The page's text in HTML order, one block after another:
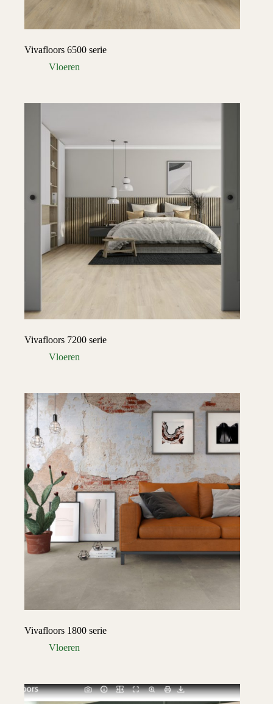
Vivafloors 6500 serie
Vloeren
Vivafloors 7200 serie
Vloeren
Vivafloors 1800 serie
Vloeren